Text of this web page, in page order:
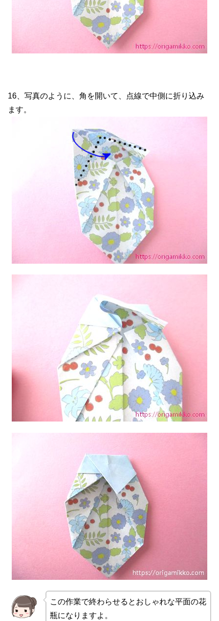
16、写真のように、角を開いて、点線で中側に折り込み
ます。
この作業で終わらせるとおしゃれな平面の花
瓶になりますよ。